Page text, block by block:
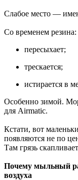
Слабое место —
Со временем резина:
пересыхает;
трескается;
истирается в
Особенно зимой.
для Airmatic.
Кстати, вот
появляются не по
Там грязь
Почему мыльный
воздуха